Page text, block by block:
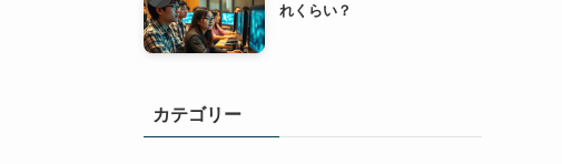
れくらい？
カテゴリー